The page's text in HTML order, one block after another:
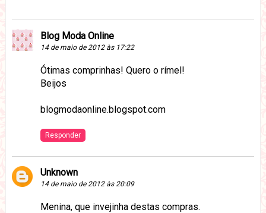
Blog Moda Online
14 de maio de 2012 às 17:22
Ótimas comprinhas! Quero o rímel!
Beijos
blogmodaonline.blogspot.com
Responder
Unknown
14 de maio de 2012 às 20:09
Menina, que invejinha destas compras.